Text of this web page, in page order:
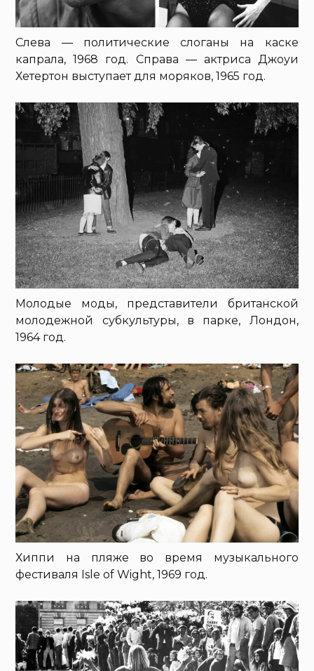
Слева — политические слоганы на каске
капрала, 1968 год. Справа — актриса Джоуи
Хетертон выступает для моряков, 1965 год.
Молодые моды, представители британской
молодежной субкультуры, в парке, Лондон,
1964 год.
Хиппи на пляже во время музыкального
фестиваля Isle of Wight, 1969 год.